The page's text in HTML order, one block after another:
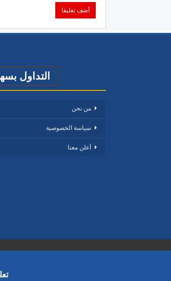
التداول
من نحن
سياسة الخصوصية
أعلن معنا